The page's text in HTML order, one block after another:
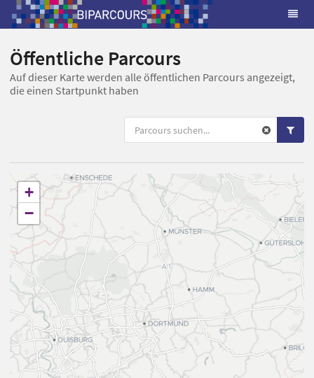
Öffentliche Parcours
Auf dieser Karte werden alle öffentlichen Parcours angezeigt,
die einen Startpunkt haben
+
−